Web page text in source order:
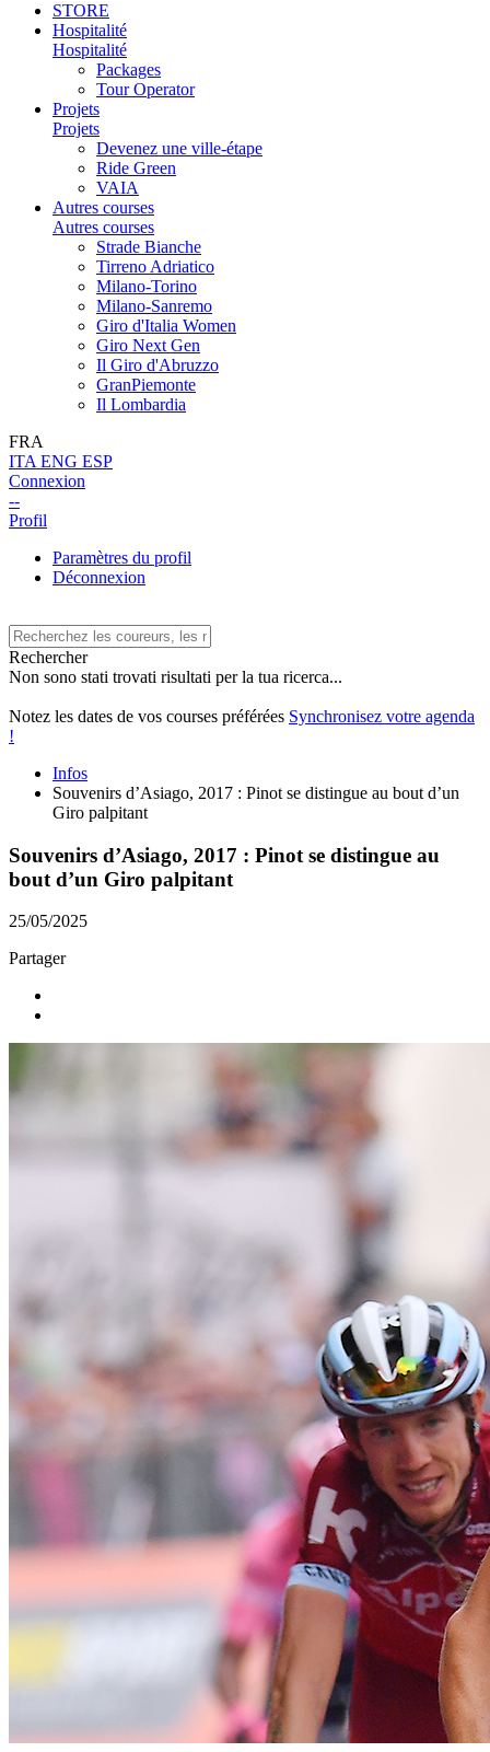
STORE
Hospitalité
Hospitalité
Packages
Tour Operator
Projets
Projets
Devenez une ville-étape
Ride Green
VAIA
Autres courses
Autres courses
Strade Bianche
Tirreno Adriatico
Milano-Torino
Milano-Sanremo
Giro d'Italia Women
Giro Next Gen
Il Giro d'Abruzzo
GranPiemonte
Il Lombardia
FRA
ITA ENG ESP
Connexion
--
Profil
Paramètres du profil
Déconnexion
Rechercher
Non sono stati trovati risultati per la tua ricerca...
Notez les dates de vos courses préférées Synchronisez votre agenda
!
Infos
Souvenirs d’Asiago, 2017 : Pinot se distingue au bout d’un
Giro palpitant
Souvenirs d’Asiago, 2017 : Pinot se distingue au
bout d’un Giro palpitant
25/05/2025
Partager